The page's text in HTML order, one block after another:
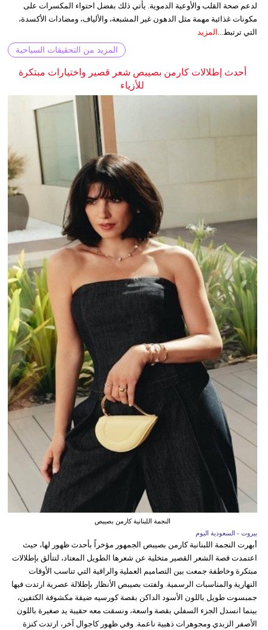
لدعم صحة القلب والأوعية الدموية. يأتي ذلك بفضل احتواء المكسرات على
مكونات غذائية مهمة مثل الدهون غير المشبعة، والألياف، ومضادات الأكسدة،
التي ترتبط... المزيد
المزيد من التحقيقات السياحية
أحدث إطلالات كارمن بصيبص شعر قصير واختيارات مبتكرة
للأزياء
النجمة اللبنانية كارمن بصيبص
بيروت - السعودية اليوم
أبهرت النجمة اللبنانية كارمن بصيبص الجمهور مؤخراً بأحدث ظهور لها، حيث
اعتمدت قصة الشعر القصير متخلية عن شعرها الطويل المعتاد، لتتألق بإطلالات
مبتكرة وخاطفة جمعت بين التصاميم العملية والراقية التي تناسب الأوقات
النهارية والمناسبات الرسمية. ولفتت بصيبص الأنظار بإطلالة عصرية ارتدت فيها
جمبسوت طويل باللون الأسود الداكن بقصة كورسيه ضيقة مكشوفة الكتفين،
بينما انسدل الجزء السفلي بقصة واسعة، ونسقت معه حقيبة يد صغيرة باللون
الأصفر الزبدي ومجوهرات ذهبية ناعمة. وفي ظهور كاجوال آخر، ارتدت كنزة